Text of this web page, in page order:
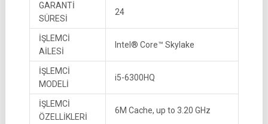
GARANTİ
SÜRESİ
24
İŞLEMCİ
AİLESİ
Intel® Core™ Skylake
İŞLEMCİ
MODELİ
i5-6300HQ
İŞLEMCİ
ÖZELLİKLERİ
6M Cache, up to 3.20 GHz